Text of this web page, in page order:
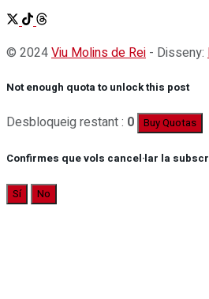
© 2024Viu Molins de Rei - Disseny:
Not enough quota to unlock this post
Desbloqueig restant : 0 Buy Quotas
Confirmes que vols cancel·lar la
Sí No